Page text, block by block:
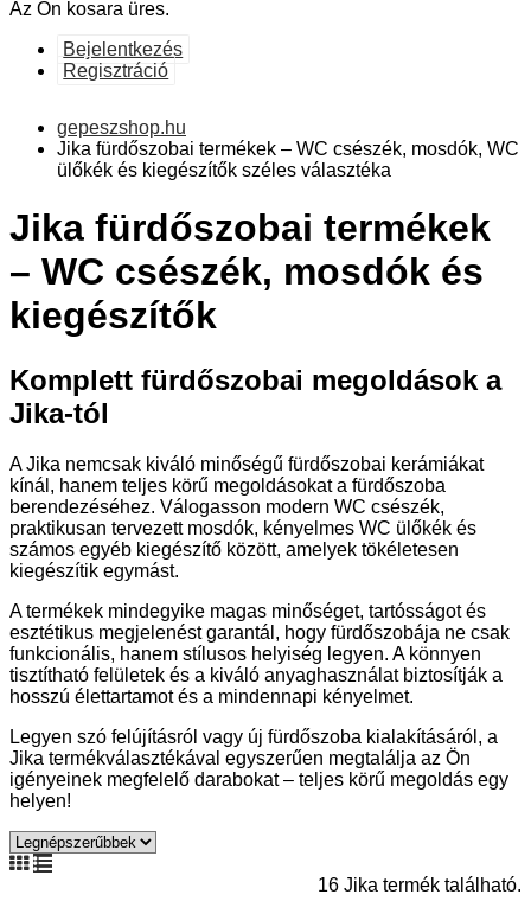
Az Ön kosara üres.
Bejelentkezés
Regisztráció
gepeszshop.hu
Jika fürdőszobai termékek – WC csészék, mosdók, WC
ülőkék és kiegészítők széles választéka
Jika fürdőszobai termékek
– WC csészék, mosdók és
kiegészítők
Komplett fürdőszobai megoldások a
Jika-tól
A Jika nemcsak kiváló minőségű fürdőszobai kerámiákat
kínál, hanem teljes körű megoldásokat a fürdőszoba
berendezéséhez. Válogasson modern WC csészék,
praktikusan tervezett mosdók, kényelmes WC ülőkék és
számos egyéb kiegészítő között, amelyek tökéletesen
kiegészítik egymást.
A termékek mindegyike magas minőséget, tartósságot és
esztétikus megjelenést garantál, hogy fürdőszobája ne csak
funkcionális, hanem stílusos helyiség legyen. A könnyen
tisztítható felületek és a kiváló anyaghasználat biztosítják a
hosszú élettartamot és a mindennapi kényelmet.
Legyen szó felújításról vagy új fürdőszoba kialakításáról, a
Jika termékválasztékával egyszerűen megtalálja az Ön
igényeinek megfelelő darabokat – teljes körű megoldás egy
helyen!
16 Jika termék található.